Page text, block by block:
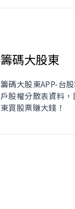
籌碼大股東
籌碼大股東APP-台
戶股權分散表資料
東買股票賺大錢！